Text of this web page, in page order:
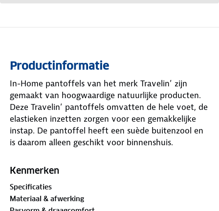
Productinformatie
In-Home pantoffels van het merk Travelin’ zijn
gemaakt van hoogwaardige natuurlijke producten.
Deze Travelin’ pantoffels omvatten de hele voet, de
elastieken inzetten zorgen voor een gemakkelijke
instap. De pantoffel heeft een suède buitenzool en
is daarom alleen geschikt voor binnenshuis.
Kenmerken
Specificaties
Materiaal & afwerking